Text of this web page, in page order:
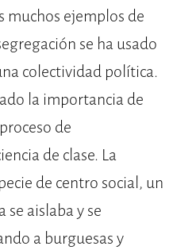
muchos ejemplos de
se ha usado
colectividad política.
la importancia de
de
de clase. La
de centro social, un
se aislaba y se
a burguesas y